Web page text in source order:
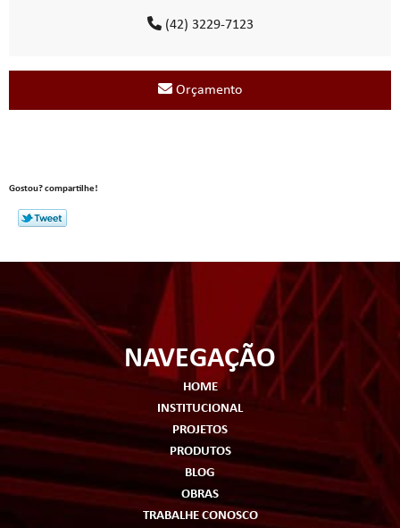
SUSTENTABILIDADE: BR7 ADOTA USO DE COPOS BIODEGRADÁVEIS
Vai expandir seu armazém? Confira este checklist para não esquecer
de nada
(42) 3229-7123
Orçamento
Gostou? compartilhe!
NAVEGAÇÃO
HOME
INSTITUCIONAL
PROJETOS
PRODUTOS
BLOG
OBRAS
TRABALHE CONOSCO